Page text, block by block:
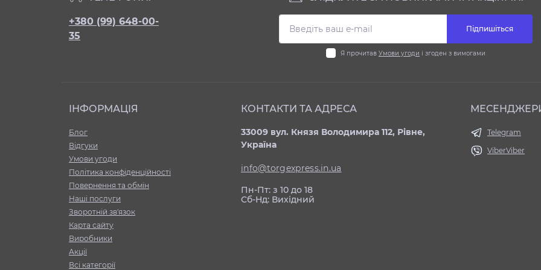
+380 (99) 648-00-
35
Підпишіться
Я прочитав Умови угоди і згоден з вимогами
ІНФОРМАЦІЯ
Блог
Відгуки
Умови угоди
Політика конфіденційності
Повернення та обмін
Нашi послуги
Зворотній зв'язок
Карта сайту
Виробники
Акції
Всі категорії
КОНТАКТИ ТА АДРЕСА
33009 вул. Князя Володимира 112, Рівне,
Україна
info@torgexpress.in.ua
Пн-Пт: з 10 до 18
Сб-Нд: Вихідний
Telegram
ViberViber